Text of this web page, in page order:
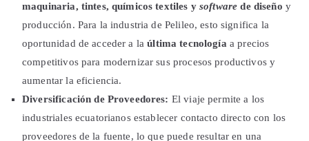
maquinaria, tintes, químicos textiles y software de diseño y
producción. Para la industria de Pelileo, esto significa la
oportunidad de acceder a laúltima tecnología a precios
competitivos para modernizar sus procesos productivos y
aumentar la eficiencia.
Diversificación de Proveedores: El viaje permite a los
industriales ecuatorianos establecer contacto directo con los
proveedores de la fuente, lo que puede resultar en una